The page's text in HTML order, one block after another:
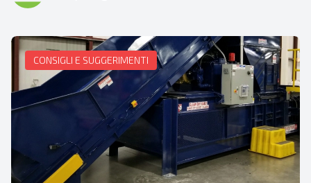
CONSIGLI E SUGGERIMENTI